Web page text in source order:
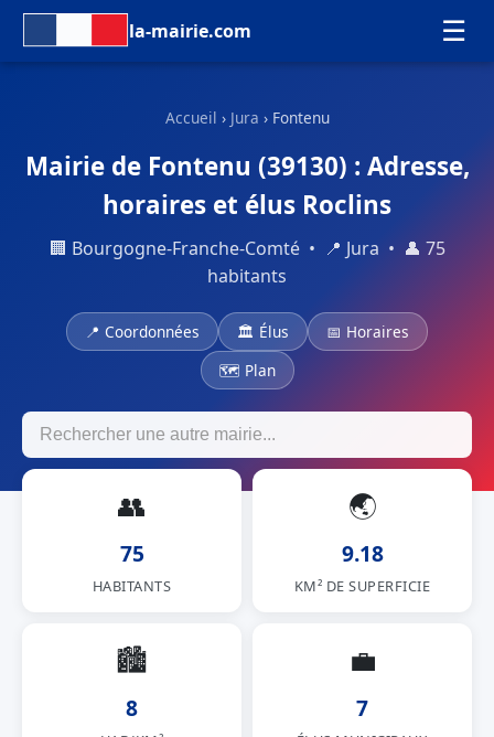
la-mairie.com ☰
Accueil › Jura › Fontenu
Mairie de Fontenu (39130) : Adresse,
horaires et élus Roclins
🏢 Bourgogne-Franche-Comté • 📍 Jura • 👤 75
habitants
📍 Coordonnées 🏛 Élus
📅 Horaires
🗺 Plan
👥
75
HABITANTS
🌏
9.18
KM² DE SUPERFICIE
🏙
8
💼
7